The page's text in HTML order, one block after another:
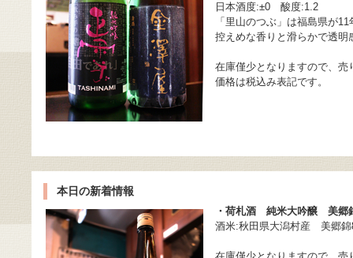
日本酒度:±0 酸度:1.2
「里山のつぶ」は福島県が
控えめな香りと滑らかで透
在庫僅少となりますので、
価格は税込み表記です。
本日の新着情報
・荷札酒 純米大吟醸 美郷
酒米:秋田県大潟村産 美郷